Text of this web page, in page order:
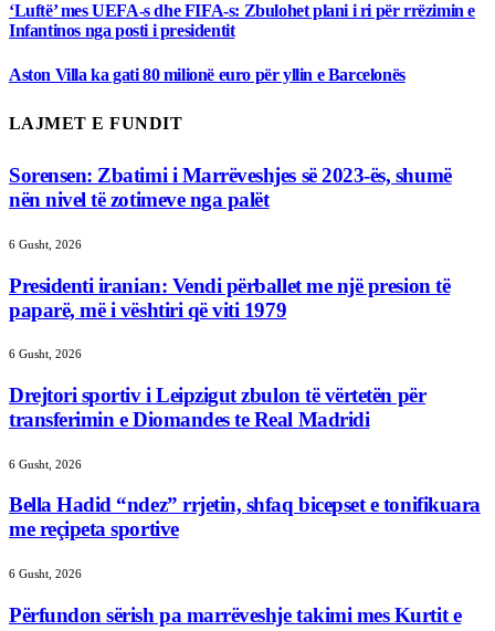
‘Luftë’ mes UEFA-s dhe FIFA-s: Zbulohet plani i ri për rrëzimin e
Infantinos nga posti i presidentit
Aston Villa ka gati 80 milionë euro për yllin e Barcelonës
LAJMET E FUNDIT
Sorensen: Zbatimi i Marrëveshjes së 2023-ës, shumë
nën nivel të zotimeve nga palët
6 Gusht, 2026
Presidenti iranian: Vendi përballet me një presion të
paparë, më i vështiri që viti 1979
6 Gusht, 2026
Drejtori sportiv i Leipzigut zbulon të vërtetën për
transferimin e Diomandes te Real Madridi
6 Gusht, 2026
Bella Hadid “ndez” rrjetin, shfaq bicepset e tonifikuara
me reçipeta sportive
6 Gusht, 2026
Përfundon sërish pa marrëveshje takimi mes Kurtit e